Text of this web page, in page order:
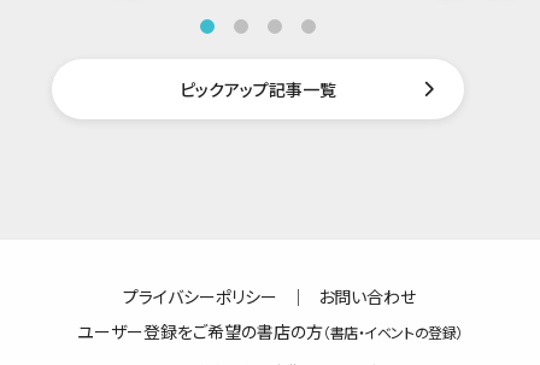
ピックアップ記事一覧
プライバシーポリシー ｜
お問い合わせ
ユーザー登録をご希望の書店の方（書店・イベントの登録）